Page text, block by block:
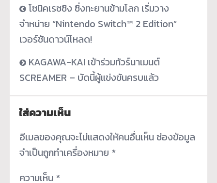
โซนิคเรซซิง ซิ่งทะยานข้ามโลก เริ่มวาง
จำหน่าย “Nintendo Switch™ 2 Edition”
เวอร์ชันดาวน์โหลด!
KAGAWA-KAI เข้าร่วมทัวร์นาเมนต์
SCREAMER – บัดนี้ผู้แข่งขันครบแล้ว
ใส่ความเห็น
อีเมลของคุณจะไม่แสดงให้คนอื่นเห็น ช่องข้อมูล
จำเป็นถูกทำเครื่องหมาย *
ความเห็น *